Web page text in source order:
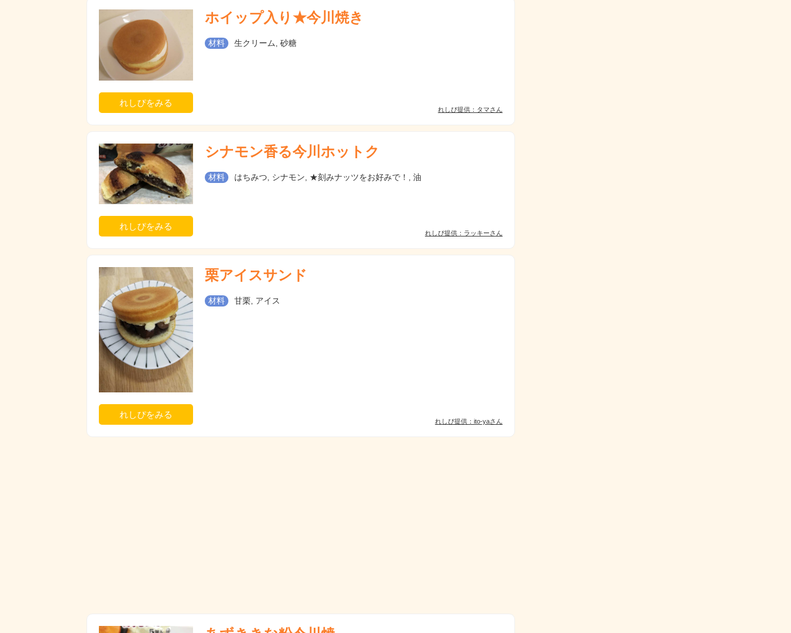
れしぴをみる
ホイップ入り★今川焼き
材料 生クリーム, 砂糖
れしぴ提供：タマさん
れしぴをみる
シナモン香る今川ホットク
材料 はちみつ, シナモン, ★刻みナッツをお好みで！, 油
れしぴ提供：ラッキーさん
れしぴをみる
栗アイスサンド
材料 甘栗, アイス
れしぴ提供：ito-yaさん